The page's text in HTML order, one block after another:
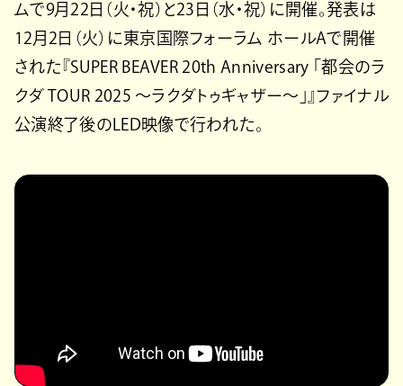
ムで9月22日（火・祝）と23日（水・祝）に開催。発表は
12月2日（火）に東京国際フォーラム ホールAで開催
された『SUPER BEAVER 20th Anniversary 「都会のラ
クダ TOUR 2025 〜ラクダトゥギャザー〜」』ファイナル
公演終了後のLED映像で行われた。